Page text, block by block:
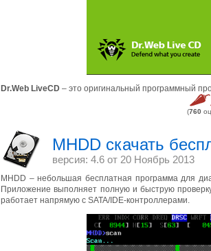
Dr.Web LiveCD – это оригинальный программный
(760
MHDD скачать
версия: 4.6 от 20 Ноябрь 2013
MHDD – небольшая бесплатная программа для
Приложение выполняет полную и быструю
работает напрямую с SATA/IDE-контроллерами.